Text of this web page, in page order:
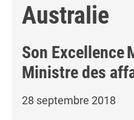
Australie
Son Excellence
Ministre des
28 septembre 2018